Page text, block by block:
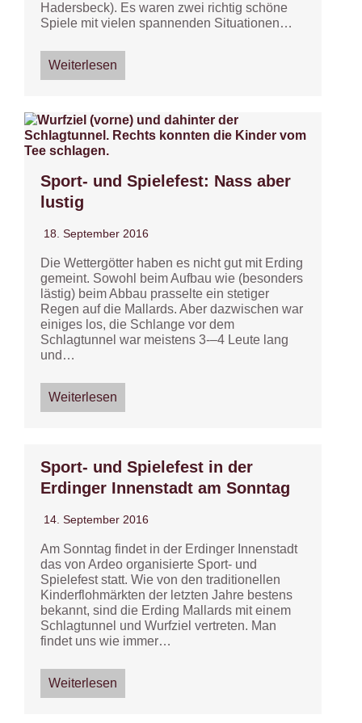
Hadersbeck). Es waren zwei richtig schöne
Spiele mit vielen spannenden Situationen…
Weiterlesen
Sport- und Spielefest: Nass aber
lustig
18. September 2016
Die Wettergötter haben es nicht gut mit Erding
gemeint. Sowohl beim Aufbau wie (besonders
lästig) beim Abbau prasselte ein stetiger
Regen auf die Mallards. Aber dazwischen war
einiges los, die Schlange vor dem
Schlagtunnel war meistens 3-–4 Leute lang
und…
Weiterlesen
Sport- und Spielefest in der
Erdinger Innenstadt am Sonntag
14. September 2016
Am Sonntag findet in der Erdinger Innenstadt
das von Ardeo organisierte Sport- und
Spielefest statt. Wie von den traditionellen
Kinderflohmärkten der letzten Jahre bestens
bekannt, sind die Erding Mallards mit einem
Schlagtunnel und Wurfziel vertreten. Man
findet uns wie immer…
Weiterlesen